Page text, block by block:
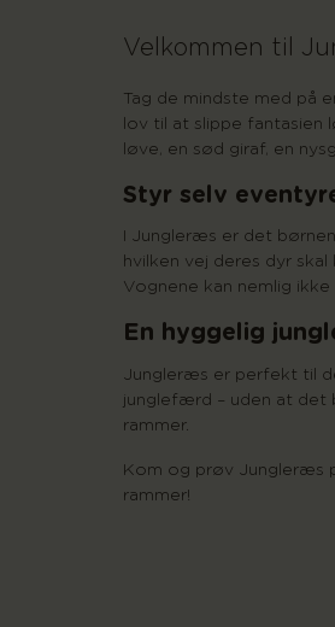
Velkommen til
Tag de mindste med på
lov til at slippe fantasien
løve, en sød giraf, en
Styr selv
I Jungleræs er det
hvilken vej deres dyr
Vognene kan nemlig
En hyggelig
Jungleræs er perfekt til
junglefærd – uden at det
rammer.
Kom og prøv Jungleræs
rammer!